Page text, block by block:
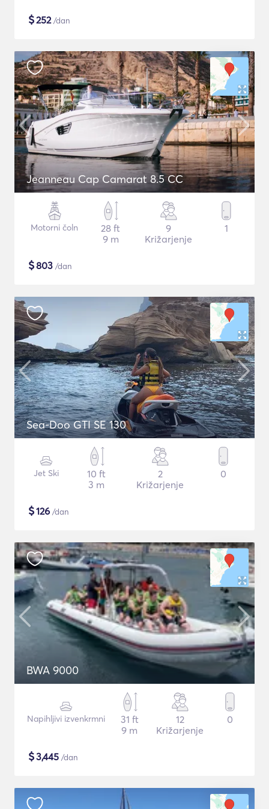
$252/dan
Jeanneau Cap Camarat 8.5 CC
Motorni čoln
28 ft
9 m
9
Križarjenje
1
$803 /dan
Sea-Doo GTI SE 130
Jet Ski
10 ft
3 m
2
Križarjenje
0
$126 /dan
BWA 9000
Napihljivi izvenkrmni
31 ft
9 m
12
Križarjenje
0
$3,445 /dan